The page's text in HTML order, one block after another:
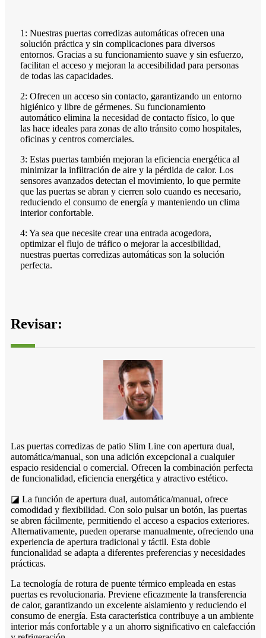
1: Nuestras puertas corredizas automáticas ofrecen una
solución práctica y sin complicaciones para diversos
entornos. Gracias a su funcionamiento suave y sin esfuerzo,
facilitan el acceso y mejoran la accesibilidad para personas
de todas las capacidades.
2: Ofrecen un acceso sin contacto, garantizando un entorno
higiénico y libre de gérmenes. Su funcionamiento
automático elimina la necesidad de contacto físico, lo que
las hace ideales para zonas de alto tránsito como hospitales,
oficinas y centros comerciales.
3: Estas puertas también mejoran la eficiencia energética al
minimizar la infiltración de aire y la pérdida de calor. Los
sensores avanzados detectan el movimiento, lo que permite
que las puertas se abran y cierren solo cuando es necesario,
reduciendo el consumo de energía y manteniendo un clima
interior confortable.
4: Ya sea que necesite crear una entrada acogedora,
optimizar el flujo de tráfico o mejorar la accesibilidad,
nuestras puertas corredizas automáticas son la solución
perfecta.
Revisar:
Las puertas corredizas de patio Slim Line con apertura dual,
automática/manual, son una adición excepcional a cualquier
espacio residencial o comercial. Ofrecen la combinación perfecta
de funcionalidad, eficiencia energética y atractivo estético.
◪ La función de apertura dual, automática/manual, ofrece
comodidad y flexibilidad. Con solo pulsar un botón, las puertas
se abren fácilmente, permitiendo el acceso a espacios exteriores.
Alternativamente, pueden operarse manualmente, ofreciendo una
experiencia de apertura tradicional y táctil. Esta doble
funcionalidad se adapta a diferentes preferencias y necesidades
prácticas.
La tecnología de rotura de puente térmico empleada en estas
puertas es revolucionaria. Previene eficazmente la transferencia
de calor, garantizando un excelente aislamiento y reduciendo el
consumo de energía. Esta característica contribuye a un ambiente
interior más confortable y a un ahorro significativo en calefacción